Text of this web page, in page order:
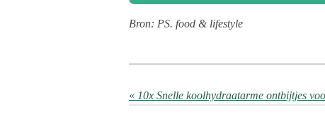
Bron: PS. food & lifestyle
« 10x Snelle koolhydraatarme ontbijtjes